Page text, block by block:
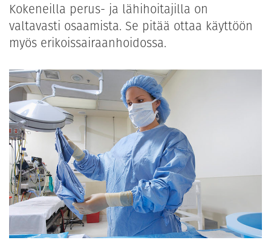
Kokeneilla perus- ja lähihoitajilla on
valtavasti osaamista. Se pitää ottaa käyttöön
myös erikoissairaanhoidossa.